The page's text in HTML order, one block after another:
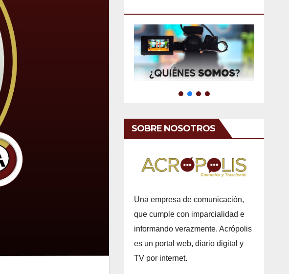
SOBRE NOSOTROS
Una empresa de comunicación,
que cumple con imparcialidad e
informando verazmente. Acrópolis
es un portal web, diario digital y
TV por internet.